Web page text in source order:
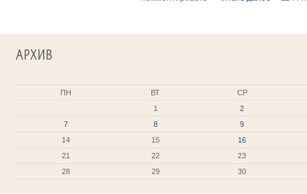
АРХИВ
ПН ВТ
СР
1
2
7
8
9
14
15
16
21
22
23
28
29 30